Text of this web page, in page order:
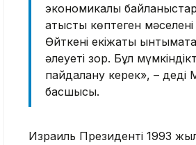
экономикалық
қатысты көптеген
Өйткені екіжақты
әлеуеті зор. Бұл
пайдалану керек», – деді
басшысы.
Израиль Президенті 1993